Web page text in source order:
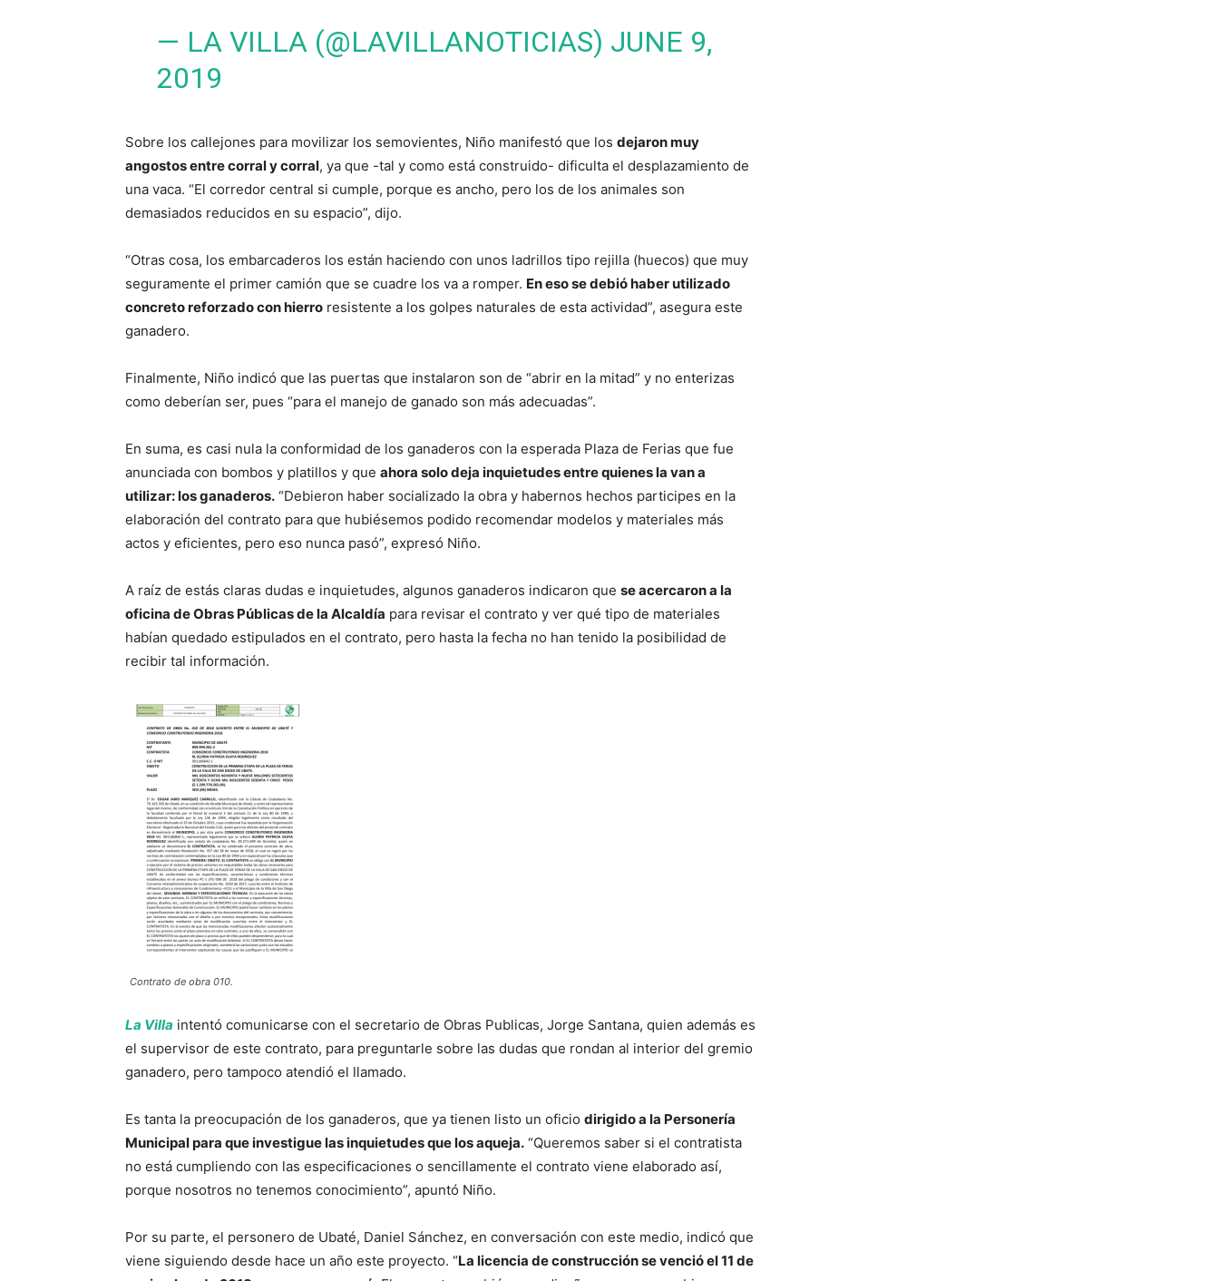
— LA VILLA (@LAVILLANOTICIAS) JUNE 9,
2019
Sobre los callejones para movilizar los semovientes, Niño manifestó que los dejaron muy
angostos entre corral y corral, ya que -tal y como está construido- dificulta el desplazamiento de
una vaca. “El corredor central si cumple, porque es ancho, pero los de los animales son
demasiados reducidos en su espacio”, dijo.
“Otras cosa, los embarcaderos los están haciendo con unos ladrillos tipo rejilla (huecos) que muy
seguramente el primer camión que se cuadre los va a romper. En eso se debió haber utilizado
concreto reforzado con hierro resistente a los golpes naturales de esta actividad”, asegura este
ganadero.
Finalmente, Niño indicó que las puertas que instalaron son de “abrir en la mitad” y no enterizas
como deberían ser, pues “para el manejo de ganado son más adecuadas”.
En suma, es casi nula la conformidad de los ganaderos con la esperada Plaza de Ferias que fue
anunciada con bombos y platillos y que ahora solo deja inquietudes entre quienes la van a
utilizar: los ganaderos. “Debieron haber socializado la obra y habernos hechos participes en la
elaboración del contrato para que hubiésemos podido recomendar modelos y materiales más
actos y eficientes, pero eso nunca pasó”, expresó Niño.
A raíz de estás claras dudas e inquietudes, algunos ganaderos indicaron que se acercaron a la
oficina de Obras Públicas de la Alcaldía para revisar el contrato y ver qué tipo de materiales
habían quedado estipulados en el contrato, pero hasta la fecha no han tenido la posibilidad de
recibir tal información.
Contrato de obra 010.
La Villa intentó comunicarse con el secretario de Obras Publicas, Jorge Santana, quien además es
el supervisor de este contrato, para preguntarle sobre las dudas que rondan al interior del gremio
ganadero, pero tampoco atendió el llamado.
Es tanta la preocupación de los ganaderos, que ya tienen listo un oficio dirigido a la Personería
Municipal para que investigue las inquietudes que los aqueja. “Queremos saber si el contratista
no está cumpliendo con las especificaciones o sencillamente el contrato viene elaborado así,
porque nosotros no tenemos conocimiento”, apuntó Niño.
Por su parte, el personero de Ubaté, Daniel Sánchez, en conversación con este medio, indicó que
viene siguiendo desde hace un año este proyecto. “La licencia de construcción se venció el 11 de